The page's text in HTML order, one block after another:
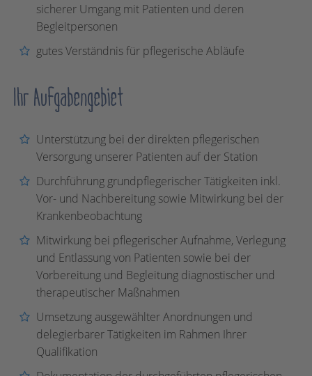
sicherer Umgang mit Patienten und deren
Begleitpersonen
gutes Verständnis für pflegerische Abläufe
Ihr Aufgabengebiet
Unterstützung bei der direkten pflegerischen
Versorgung unserer Patienten auf der Station
Durchführung grundpflegerischer Tätigkeiten inkl.
Vor- und Nachbereitung sowie Mitwirkung bei der
Krankenbeobachtung
Mitwirkung bei pflegerischer Aufnahme, Verlegung
und Entlassung von Patienten sowie bei der
Vorbereitung und Begleitung diagnostischer und
therapeutischer Maßnahmen
Umsetzung ausgewählter Anordnungen und
delegierbarer Tätigkeiten im Rahmen Ihrer
Qualifikation